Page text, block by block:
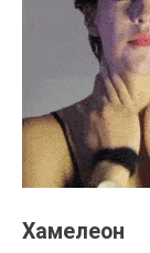
Хамелеон